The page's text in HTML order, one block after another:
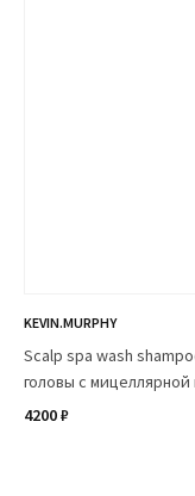
KEVIN.MURPHY
Scalp spa wash
головы с мицеллярной
4200 ₽